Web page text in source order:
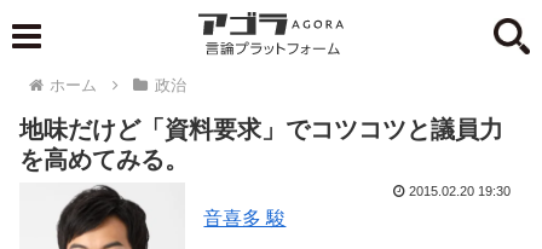
ホーム 政治
地味だけど「資料要求」でコツコツと議員力
を高めてみる。
音喜多 駿
2015.02.20 19:30